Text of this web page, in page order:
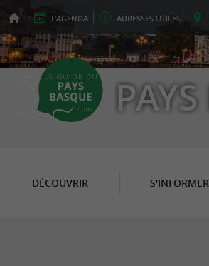
L'AGENDA ADRESSES UTILES
DÉCOUVRIR S'INFORMER